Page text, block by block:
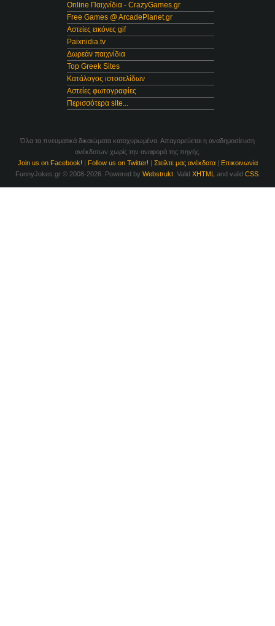
Online Παιχνίδια - CrazyGames.gr
Free Games @ ArcadePlanet.gr
Αστείες εικόνες gif
Paixnidia.tv
Δωρεάν παιχνίδια
Top Greek Sites
Κατάλογος ιστοσελίδων
Αστείες φωτογραφίες
Περισσότερα site...
Όλα τα πνευματικά δικαιώματα κατοχυρωμένα. Απαγορεύεται η αναδημοσίευση
ανέκδοτων χωρίς την αναφορά της πηγής.
Join us on Facebook! | Follow us on Twitter! | Στείλτε μας ανέκδοτα| Επικοινωνία
FunnyJokes.gr © 2008-2026. Powered by Webstrukt. Valid XHTML and valid CSS.